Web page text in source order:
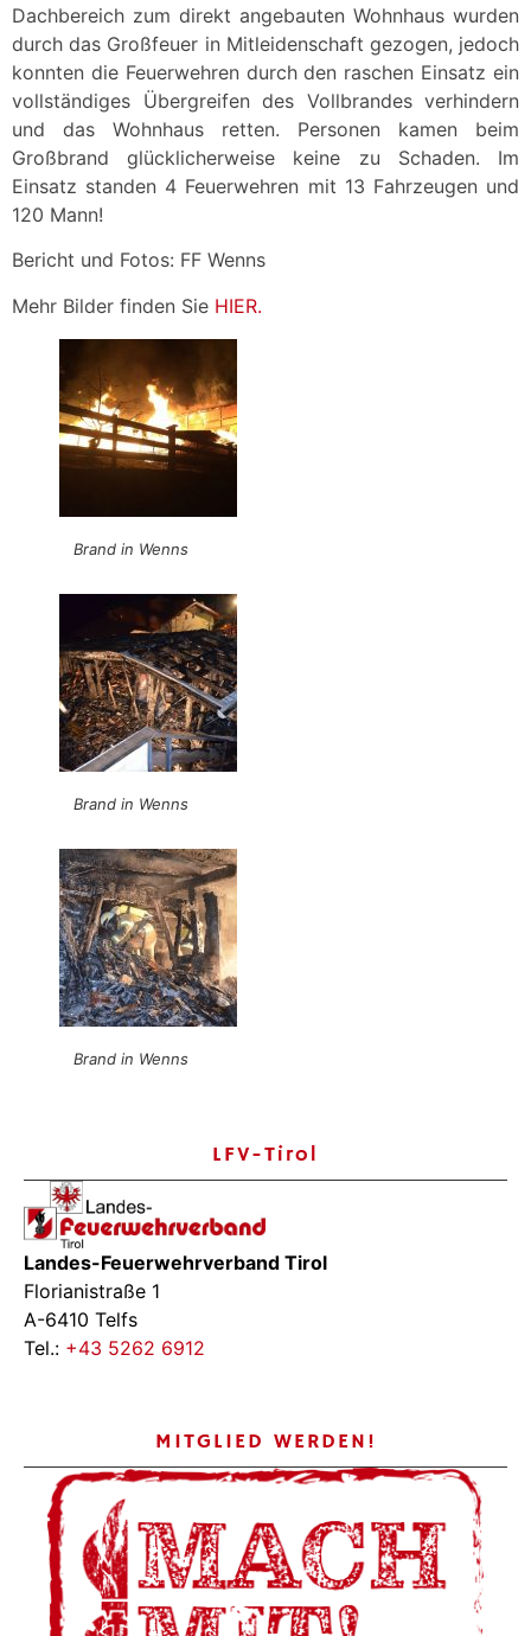
Dachbereich zum direkt angebauten Wohnhaus wurden
durch das Großfeuer in Mitleidenschaft gezogen, jedoch
konnten die Feuerwehren durch den raschen Einsatz ein
vollständiges Übergreifen des Vollbrandes verhindern
und das Wohnhaus retten. Personen kamen beim
Großbrand glücklicherweise keine zu Schaden. Im
Einsatz standen 4 Feuerwehren mit 13 Fahrzeugen und
120 Mann!
Bericht und Fotos: FF Wenns
Mehr Bilder finden Sie HIER.
Brand in Wenns
Brand in Wenns
Brand in Wenns
LFV-Tirol
Landes-Feuerwehrverband Tirol
Florianistraße 1
A-6410 Telfs
Tel.: +43 5262 6912
MITGLIED WERDEN!